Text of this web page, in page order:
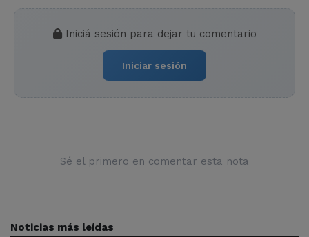
Iniciá sesión para dejar tu comentario
Iniciar sesión
Sé el primero en comentar esta nota
Noticias más leídas